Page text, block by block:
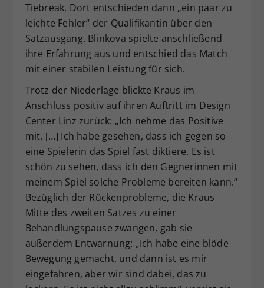
Tiebreak. Dort entschieden dann „ein paar zu
leichte Fehler“ der Qualifikantin über den
Satzausgang. Blinkova spielte anschließend
ihre Erfahrung aus und entschied das Match
mit einer stabilen Leistung für sich.
Trotz der Niederlage blickte Kraus im
Anschluss positiv auf ihren Auftritt im Design
Center Linz zurück: „Ich nehme das Positive
mit. […] Ich habe gesehen, dass ich gegen so
eine Spielerin das Spiel fast diktiere. Es ist
schön zu sehen, dass ich den Gegnerinnen mit
meinem Spiel solche Probleme bereiten kann.“
Bezüglich der Rückenprobleme, die Kraus
Mitte des zweiten Satzes zu einer
Behandlungspause zwangen, gab sie
außerdem Entwarnung: „Ich habe eine blöde
Bewegung gemacht, und dann ist es mir
eingefahren, aber wir sind dabei, das zu